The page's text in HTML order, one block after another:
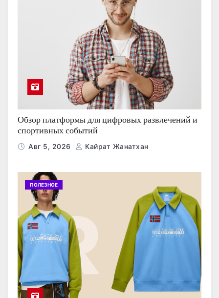
Обзор платформы для цифровых развлечений и
спортивных событий
Авг 5, 2026 Кайрат Жанатхан
ПОЛЕЗНОЕ